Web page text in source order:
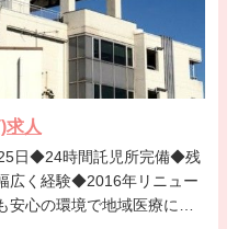
求人
広く経験◆2016年リニュー
心の環境で地域医療に貢